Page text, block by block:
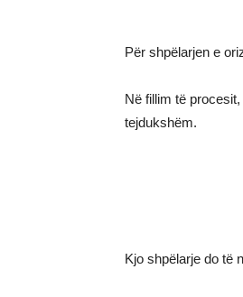
Për shpëlarjen e
Në fillim të
tejdukshëm.
Kjo shpëlarje do të